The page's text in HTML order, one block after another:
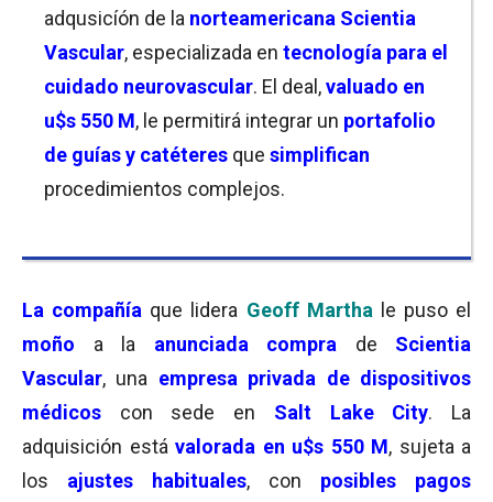
adqusicíón de la norteamericana Scientia
Vascular, especializada en tecnología para el
cuidado neurovascular. El deal,valuado en
u$s 550 M, le permitirá integrar un portafolio
de guías y catéteres que simplifican
procedimientos complejos.
La compañía que lidera Geoff Martha
le puso el
moño a la anunciada compra de Scientia
Vascular, una empresa privada de dispositivos
médicos con sede en Salt Lake City. La
adquisición está valorada en u$s 550 M, sujeta a
los ajustes habituales, con posibles pagos